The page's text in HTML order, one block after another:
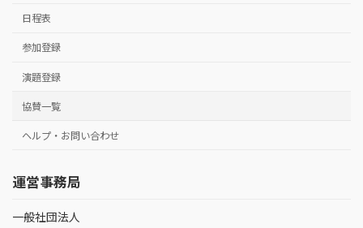
日程表
参加登録
演題登録
協賛一覧
ヘルプ・お問い合わせ
運営事務局
一般社団法人